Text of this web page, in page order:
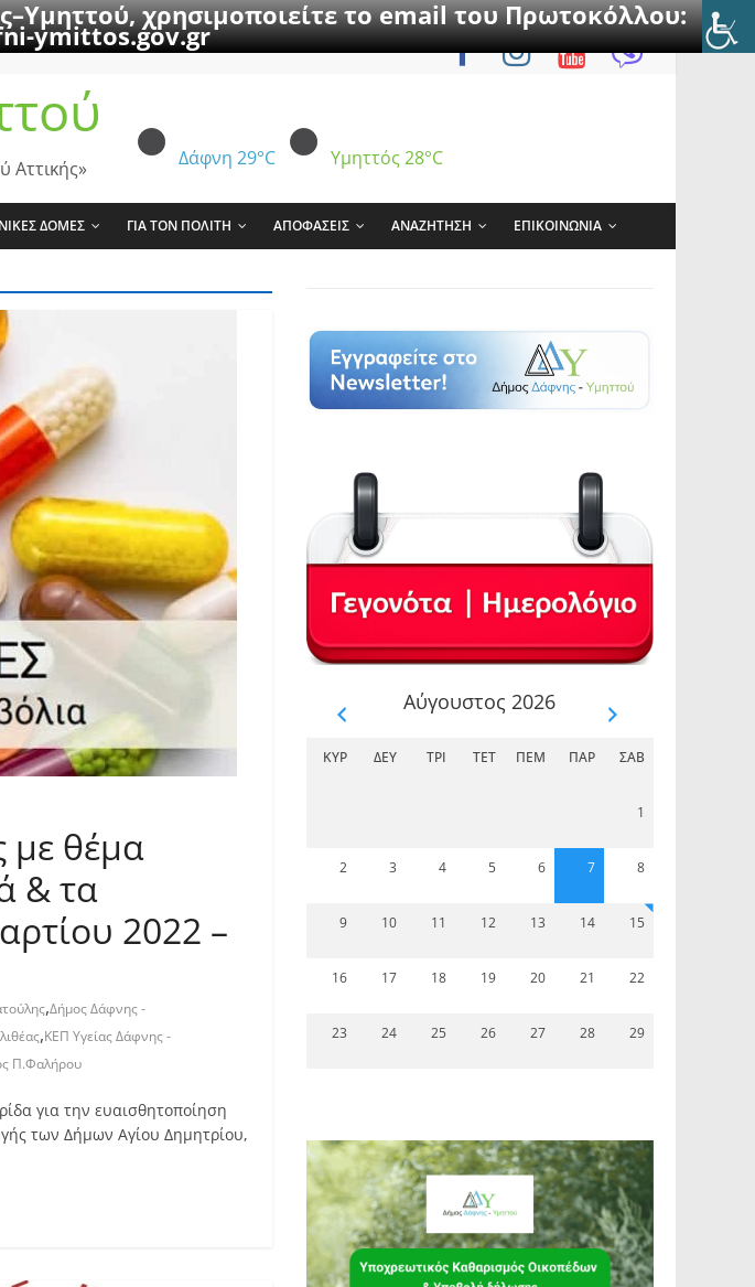
χρησιμοποιείτε το email του Πρωτοκόλλου:
ymittos.gov.gr
Δάφνη 29°C Υμηττός 28°C
Αττικής»
ΔΟΜΕΣ ΓΙΑ ΤΟΝ ΠΟΛΙΤΗ ΑΠΟΦΑΣΕΙΣ ΑΝΑΖΗΤΗΣΗ ΕΠΙΚΟΙΝΩΝΙΑ
με θέμα
& τα
2022 –
,Δήμος Δάφνης -
,ΚΕΠ Υγείας Δάφνης -
Π.Φαλήρου
για την ευαισθητοποίηση
των Δήμων Αγίου Δημητρίου,
Αύγουστος 2026
ΚΥΡ ΔΕΥ ΤΡΊ ΤΕΤ ΠΈΜ ΠΑΡ ΣΆΒ
1
2 3 4 5 6 7 8
9 10 11 12 13 14 15
16 17 18 19 20 21 22
23 24 25 26 27 28 29